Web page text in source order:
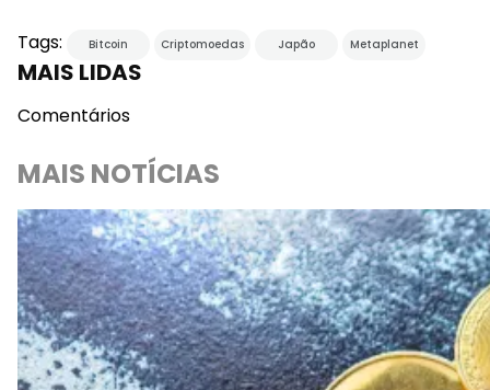
Tags: Bitcoin Criptomoedas Japão Metaplanet
MAIS LIDAS
Comentários
MAIS NOTÍCIAS